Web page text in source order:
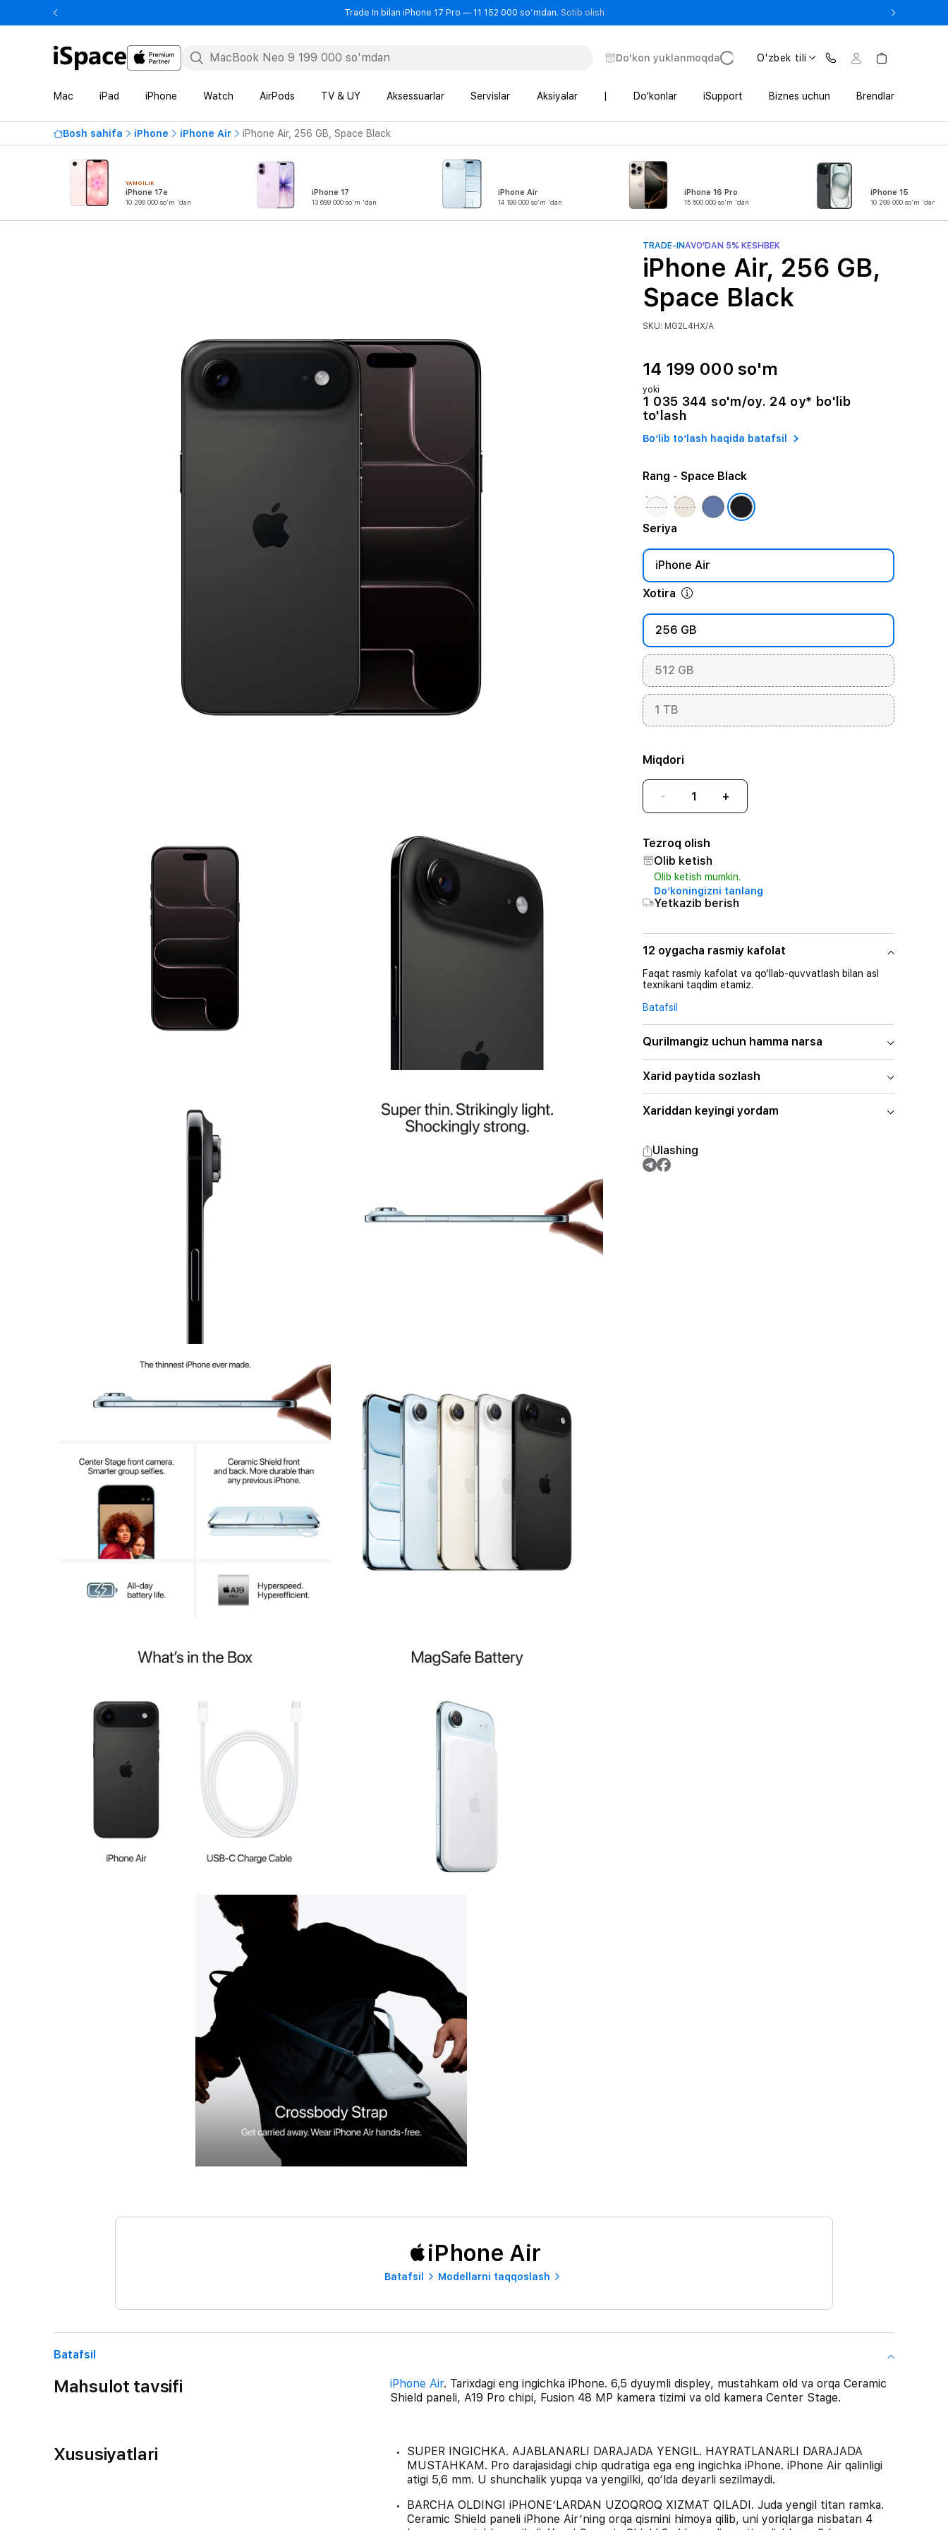
Trade In bilan iPhone 17 Pro — 11 152 000 so‘mdan. Sotib olish- Trade In bilan iPhone 17 Pro — 11 152 000 so‘mdan.
Do'kon yuklanmoqda O'zbek tili
Mac iPad iPhone Watch AirPods TV & UY Aksessuarlar Servislar Aksiyalar Do‘konlar iSupport Biznes uchun Brendlar
Bosh sahifa iPhone iPhone Air iPhone Air, 256 GB, Space Black
YANGILIK
iPhone 17e
10 299 000 so'm 'dan
iPhone 17
13 699 000 so'm 'dan
iPhone Air
14 199 000 so'm 'dan
iPhone 16 Pro
15 500 000 so'm 'dan
iPhone 15
10 299 000 so'm 'dan
TRADE-INAVO'DAN 5% KESHBEK
iPhone Air, 256 GB,
Space Black
SKU: MG2L4HX/A
14 199 000 so'm
yoki
1 035 344 so'm/oy. 24 oy* bo'lib
to'lash
Bo‘lib to‘lash haqida batafsil
Seriya
iPhone Air
Xotira
256 GB
512 GB
1 TB
Rang - Space Black
Miqdori
- +
Tezroq olish
Olib ketish
Olib ketish mumkin.
Do‘koningizni tanlang
Yetkazib berish
12 oygacha rasmiy kafolat
Faqat rasmiy kafolat va qo‘llab-quvvatlash bilan asl
texnikani taqdim etamiz.
Batafsil
Qurilmangiz uchun hamma narsa
Xarid paytida sozlash
Xariddan keyingi yordam
Ulashing
iPhone Air
Batafsil Modellarni taqqoslash
Batafsil
Mahsulot tavsifi iPhone Air. Tarixdagi eng ingichka iPhone. 6,5 dyuymli displey, mustahkam old va orqa Ceramic
Shield paneli, A19 Pro chipi, Fusion 48 MP kamera tizimi va old kamera Center Stage.
Xususiyatlari
SUPER INGICHKA. AJABLANARLI DARAJADA YENGIL. HAYRATLANARLI DARAJADA
MUSTAHKAM. Pro darajasidagi chip qudratiga ega eng ingichka iPhone. iPhone Air qalinligi
atigi 5,6 mm. U shunchalik yupqa va yengilki, qo‘lda deyarli sezilmaydi.
BARCHA OLDINGI iPHONE’LARDAN UZOQROQ XIZMAT QILADI. Juda yengil titan ramka.
Ceramic Shield paneli iPhone Air’ning orqa qismini himoya qilib, uni yoriqlarga nisbatan 4